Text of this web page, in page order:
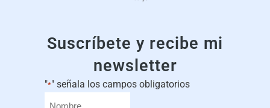
Suscríbete y recibe mi
newsletter
"*" señala los campos obligatorios